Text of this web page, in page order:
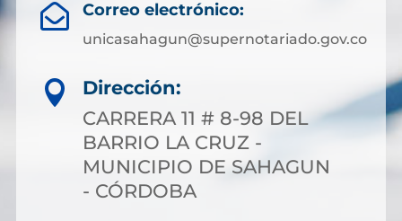
 Correo electrónico:
unicasahagun@supernotariado.gov.co

Dirección:
CARRERA 11 # 8-98 DEL
BARRIO LA CRUZ -
MUNICIPIO DE SAHAGUN
- CÓRDOBA